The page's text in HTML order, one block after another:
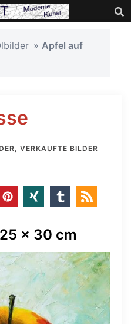
» Apfel auf
, VERKAUFTE BILDER
x 30 cm